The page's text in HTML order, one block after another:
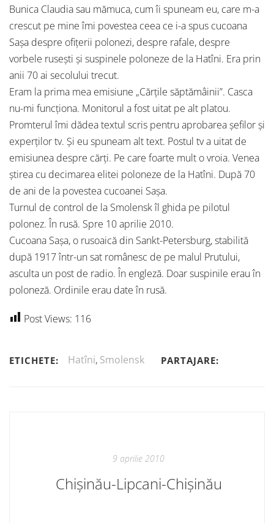
Bunica Claudia sau mămuca, cum îi spuneam eu, care m-a
crescut pe mine îmi povestea ceea ce i-a spus cucoana
Sașa despre ofițerii polonezi, despre rafale, despre
vorbele rusești și suspinele poloneze de la Hatîni. Era prin
anii 70 ai secolului trecut.
Eram la prima mea emisiune „Cărțile săptămâinii”. Casca
nu-mi funcționa. Monitorul a fost uitat pe alt platou.
Promterul îmi dădea textul scris pentru aprobarea șefilor și
experților tv. Și eu spuneam alt text. Postul tv a uitat de
emisiunea despre cărți. Pe care foarte mult o vroia. Venea
știrea cu decimarea elitei poloneze de la Hatîni. După 70
de ani de la povestea cucoanei Sașa.
Turnul de control de la Smolensk îl ghida pe pilotul
polonez. În rusă. Spre 10 aprilie 2010.
Cucoana Sașa, o rusoaică din Sankt-Petersburg, stabilită
după 1917 într-un sat românesc de pe malul Prutului,
asculta un post de radio. În engleză. Doar suspinile erau în
poloneză. Ordinile erau date în rusă.
Post Views: 116
ETICHETE: Hatîni, Smolensk PARTAJARE:
9 aprilie 2010
Chișinău-Lipcani-Chișinău